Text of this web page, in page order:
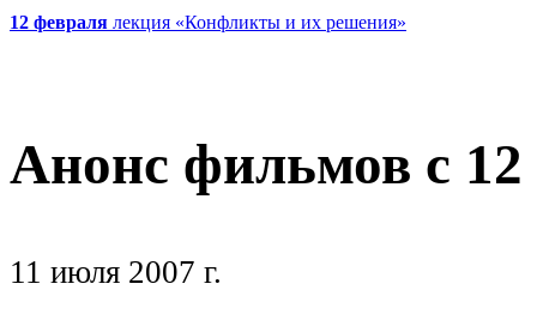
12 февраля лекция «Конфликты и их решения»
Анонс фильмов с
11 июля 2007 г.